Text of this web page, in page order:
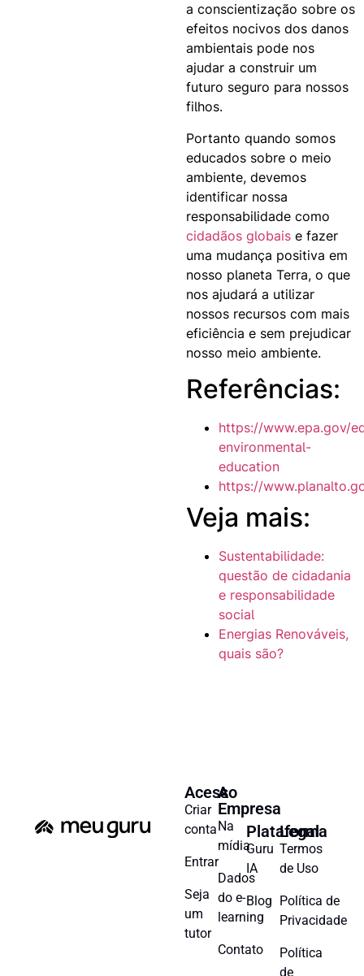
a conscientização sobre os
efeitos nocivos dos danos
ambientais pode nos
ajudar a construir um
futuro seguro para nossos
filhos.
Portanto quando somos
educados sobre o meio
ambiente, devemos
identificar nossa
responsabilidade como
cidadãos globais e fazer
uma mudança positiva em
nosso planeta Terra, o que
nos ajudará a utilizar
nossos recursos com mais
eficiência e sem prejudicar
nosso meio ambiente.
Referências:
https://www.epa.gov/
environmental-
education
https://
Veja mais:
Sustentabilidade:
questão de cidadania
e responsabilidade
social
Energias Renováveis,
quais são?
Acesso
Criar
conta
Entrar
Seja
um
tutor
A
Empresa
Na
mídia
Dados
do e-
learning
Contato
Plataforma
Guru
IA
Blog
Legal
Termos
de Uso
Política de
Privacidade
Política
de